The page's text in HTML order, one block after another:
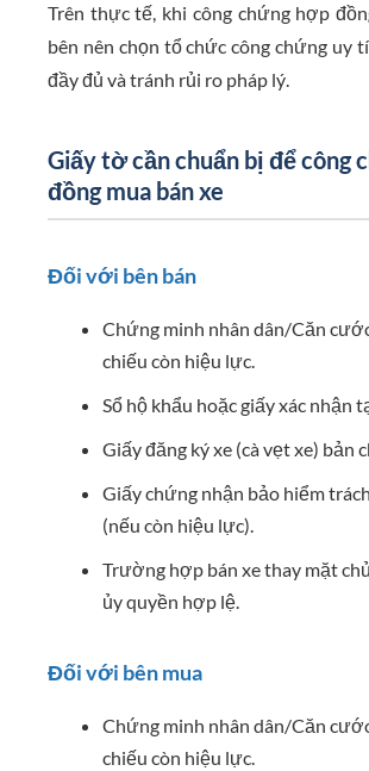
Trên thực tế, khi công chứng hợp
bên nên chọn tổ chức công chứng uy
đầy đủ và tránh rủi ro pháp lý.
Giấy tờ cần chuẩn bị để công
đồng mua bán xe
Đối với bên bán
Chứng minh nhân dân/Căn
chiếu còn hiệu lực.
Sổ hộ khẩu hoặc giấy xác nhận
Giấy đăng ký xe (cà vẹt xe) bản
Giấy chứng nhận bảo hiểm
(nếu còn hiệu lực).
Trường hợp bán xe thay mặt
ủy quyền hợp lệ.
Đối với bên mua
Chứng minh nhân dân/Căn
chiếu còn hiệu lực.